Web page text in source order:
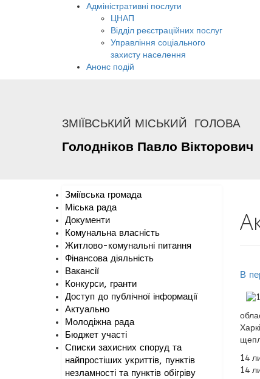
Адміністративні послуги
ЦНАП
Відділ реєстраційних послуг
Управління соціального
захисту населення
Анонс подій
ЗМІЇВСЬКИЙ МІСЬКИЙ ГОЛОВА
Голодніков Павло Вікторович
Зміївська громада
Міська рада
Документи
Комунальна власність
Житлово-комунальні питання
Фінансова діяльність
Вакансії
Конкурси, гранти
Доступ до публічної інформації
Актуально
Молодіжна рада
Бюджет участі
Списки захисних споруд та
найпростіших укриттів, пунктів
незламності та пунктів обігріву
В
14
14